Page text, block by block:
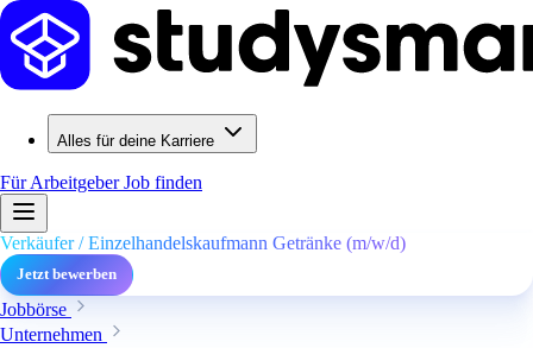
Alles für deine Karriere
Für ArbeitgeberJob finden
Verkäufer / Einzelhandelskaufmann Getränke (m/w/d)
Jetzt bewerben
Jobbörse
Unternehmen